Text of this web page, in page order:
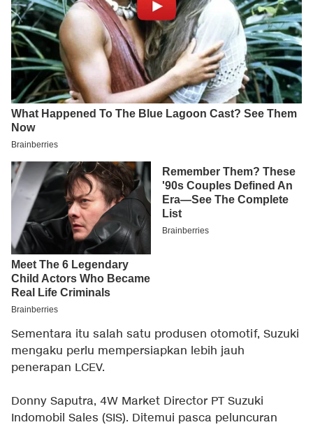
Sementara itu salah satu produsen otomotif, Suzuki
mengaku perlu mempersiapkan lebih jauh
penerapan LCEV.
Donny Saputra, 4W Market Director PT Suzuki
Indomobil Sales (SIS). Ditemui pasca peluncuran